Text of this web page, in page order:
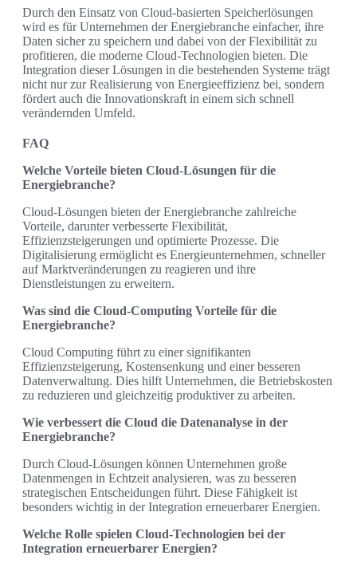
Durch den Einsatz von Cloud-basierten Speicherlösungen
wird es für Unternehmen der Energiebranche einfacher, ihre
Daten sicher zu speichern und dabei von der Flexibilität zu
profitieren, die moderne Cloud-Technologien bieten. Die
Integration dieser Lösungen in die bestehenden Systeme trägt
nicht nur zur Realisierung von Energieeffizienz bei, sondern
fördert auch die Innovationskraft in einem sich schnell
verändernden Umfeld.
FAQ
Welche Vorteile bieten Cloud-Lösungen für die
Energiebranche?
Cloud-Lösungen bieten der Energiebranche zahlreiche
Vorteile, darunter verbesserte Flexibilität,
Effizienzsteigerungen und optimierte Prozesse. Die
Digitalisierung ermöglicht es Energieunternehmen, schneller
auf Marktveränderungen zu reagieren und ihre
Dienstleistungen zu erweitern.
Was sind die Cloud-Computing Vorteile für die
Energiebranche?
Cloud Computing führt zu einer signifikanten
Effizienzsteigerung, Kostensenkung und einer besseren
Datenverwaltung. Dies hilft Unternehmen, die Betriebskosten
zu reduzieren und gleichzeitig produktiver zu arbeiten.
Wie verbessert die Cloud die Datenanalyse in der
Energiebranche?
Durch Cloud-Lösungen können Unternehmen große
Datenmengen in Echtzeit analysieren, was zu besseren
strategischen Entscheidungen führt. Diese Fähigkeit ist
besonders wichtig in der Integration erneuerbarer Energien.
Welche Rolle spielen Cloud-Technologien bei der
Integration erneuerbarer Energien?